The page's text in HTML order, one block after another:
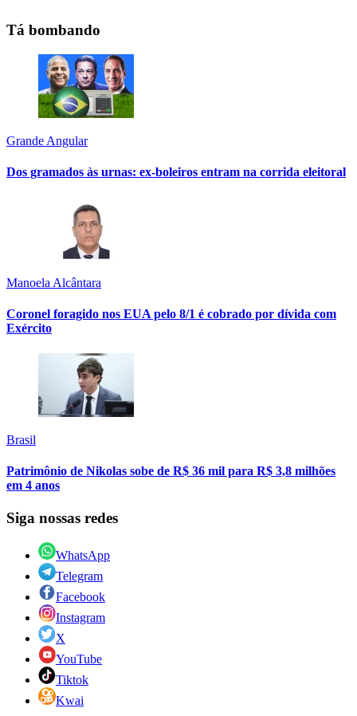
Tá bombando
Grande Angular
Dos gramados às urnas: ex-boleiros entram na corrida eleitoral
Manoela Alcântara
Coronel foragido nos EUA pelo 8/1 é cobrado por dívida com
Exército
Brasil
Patrimônio de Nikolas sobe de R$ 36 mil para R$ 3,8 milhões
em 4 anos
Siga nossas redes
WhatsApp
Telegram
Facebook
Instagram
X
YouTube
Tiktok
Kwai